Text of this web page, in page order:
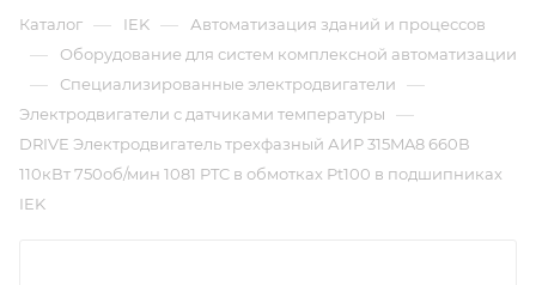
Каталог — IEK — Автоматизация зданий и процессов
— Оборудование для систем комплексной автоматизации
— Специализированные электродвигатели —
Электродвигатели с датчиками температуры —
DRIVE Электродвигатель трехфазный АИР 315MA8 660В
110кВт 750об/мин 1081 PTC в обмотках Pt100 в подшипниках
IEK